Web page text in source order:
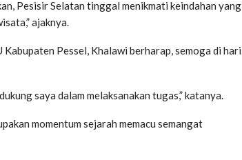
Pesisir Selatan tinggal menikmati keindahan yang
ajaknya.
Pessel, Khalawi berharap, semoga di hari
saya dalam melaksanakan tugas,” katanya.
momentum sejarah memacu semangat